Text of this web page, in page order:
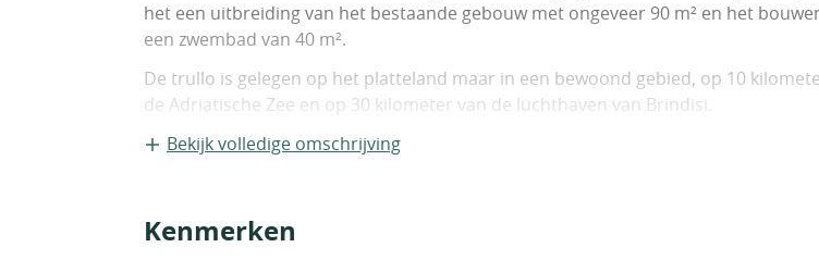
het een uitbreiding van het bestaande gebouw met ongeveer 90 m² en het
een zwembad van 40 m².
De trullo is gelegen op het platteland maar in een bewoond gebied, op 10
de Adriatische Zee en op 30 kilometer van de luchthaven van Brindisi.
Bekijk volledige omschrijving
Kenmerken